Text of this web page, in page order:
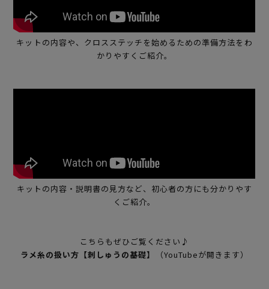
キットの内容や、クロスステッチを始めるための準備方法をわ
かりやすくご紹介。
キットの内容・説明書の見方など、初心者の方にも分かりやす
くご紹介。
こちらもぜひご覧ください♪
ラメ糸の扱い方【刺しゅうの基礎】
（YouTubeが開きます）